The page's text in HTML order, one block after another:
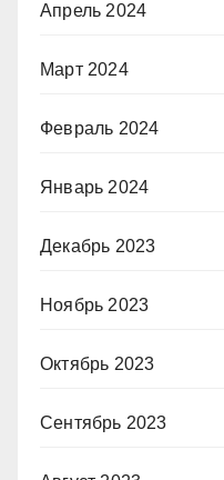
Апрель 2024
Март 2024
Февраль 2024
Январь 2024
Декабрь 2023
Ноябрь 2023
Октябрь 2023
Сентябрь 2023